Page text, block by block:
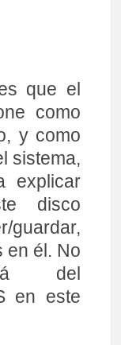
que el
como
y como
sistema,
explicar
disco
en él. No
del
en este